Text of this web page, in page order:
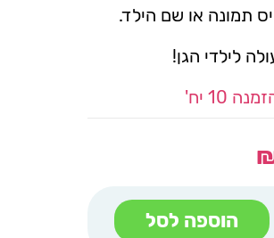
תמונה או שם הילד.
לילדי הגן!
10 יח'
הוספה לסל